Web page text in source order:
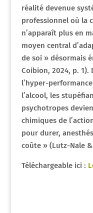
réalité devenue
professionnel où la
n’apparaît plus en
moyen central
de soi » désormais
Coibion, 2024, p.
l’hyper-
l’alcool, les
psychotropes
chimiques de
pour durer,
coûte » (Lutz-Nale
Téléchargeable ici :